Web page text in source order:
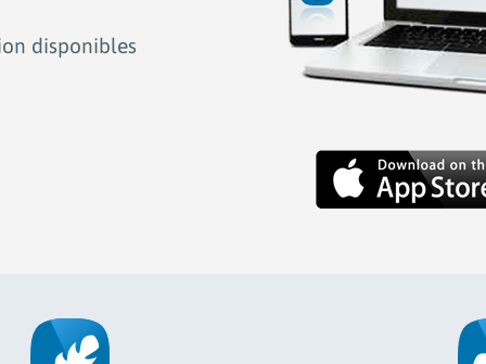
disponibles